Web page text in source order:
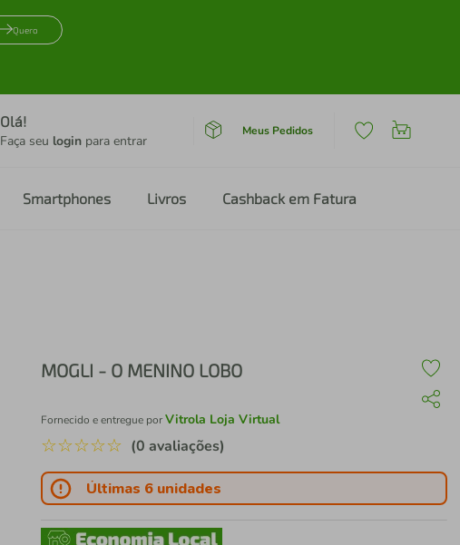
Quero
Olá!
Faça seu login para entrar
Meus Pedidos
Smartphones Livros Cashback em Fatura
MOGLI - O MENINO LOBO
Fornecido e entregue porVitrola Loja Virtual
☆☆☆☆☆ (0 avaliações)
Últimas 6 unidades